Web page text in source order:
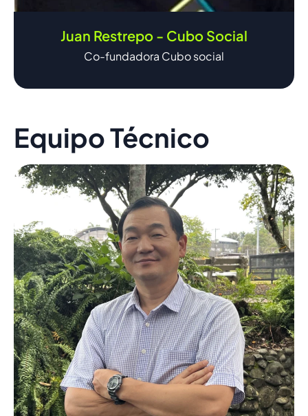
Juan Restrepo - Cubo Social
Co-fundadora Cubo social
Equipo Técnico